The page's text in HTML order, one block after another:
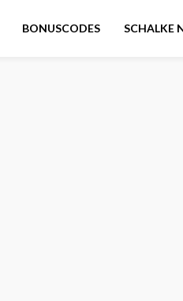
BONUSCODES SCHALKE